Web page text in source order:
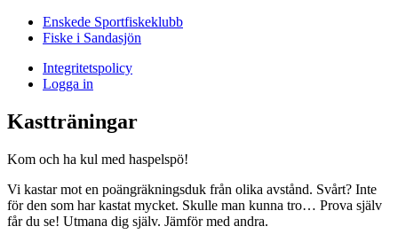
Enskede Sportfiskeklubb
Fiske i Sandasjön
Integritetspolicy
Logga in
Kastträningar
Kom och ha kul med haspelspö!
Vi kastar mot en poängräkningsduk från olika avstånd. Svårt? Inte
för den som har kastat mycket. Skulle man kunna tro… Prova själv
får du se! Utmana dig själv. Jämför med andra.